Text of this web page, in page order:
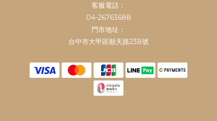
客服電話：
04-26763688
門市地址：
台中市大甲區順天路238號